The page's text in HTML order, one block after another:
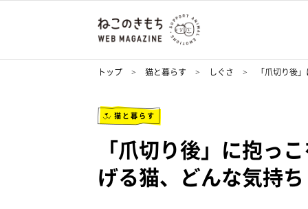
トップ 猫と暮らす しぐさ 「爪切り後
猫と暮らす
「爪切り後」に抱っ
げる猫、どんな気持